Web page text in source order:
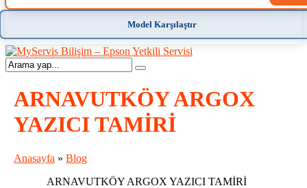
Model Karşılaştır
ARNAVUTKÖY ARGOX
YAZICI TAMİRİ
Anasayfa » Blog
ARNAVUTKÖY ARGOX YAZICI TAMİRİ